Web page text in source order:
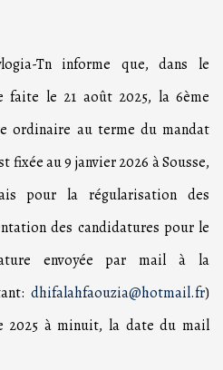
Tn informe que, dans le
faite le 21 août 2025, la 6ème
ordinaire au terme du mandat
fixée au 9 janvier 2026 à Sousse,
pour la régularisation des
des candidatures pour le
envoyée par mail à la
dhifalahfaouzia@hotmail.fr)
2025 à minuit, la date du mail